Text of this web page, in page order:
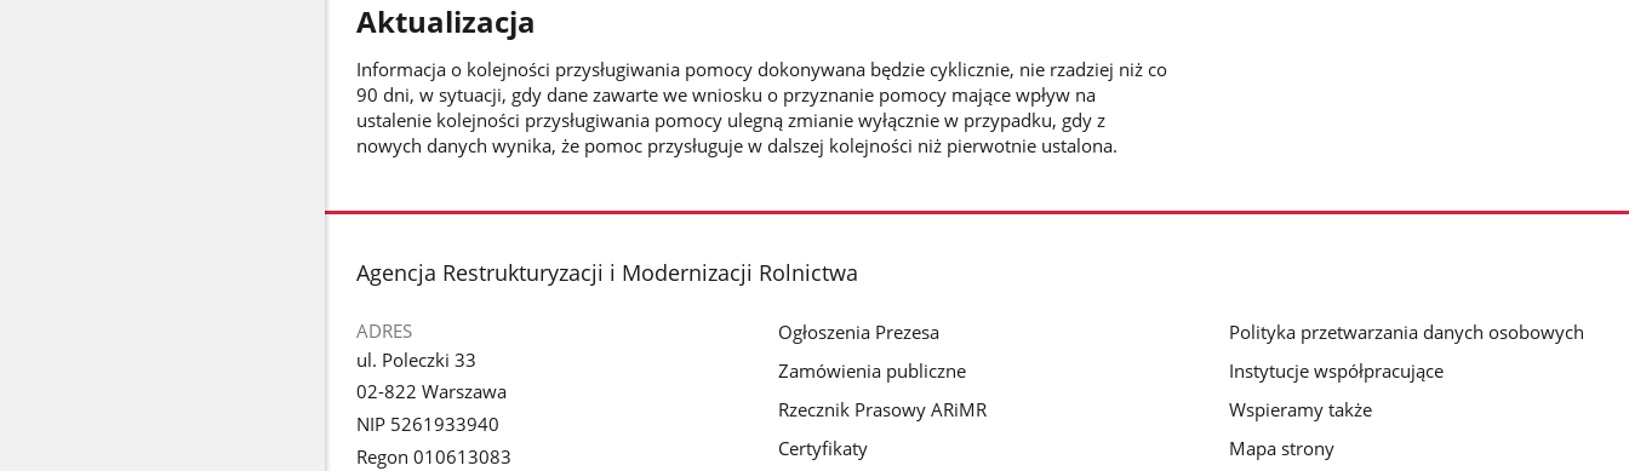
Aktualizacja
Informacja o kolejności przysługiwania pomocy dokonywana będzie cyklicznie, nie rzadziej niż co
90 dni, w sytuacji, gdy dane zawarte we wniosku o przyznanie pomocy mające wpływ na
ustalenie kolejności przysługiwania pomocy ulegną zmianie wyłącznie w przypadku, gdy z
nowych danych wynika, że pomoc przysługuje w dalszej kolejności niż pierwotnie ustalona.
stopka
Agencja Restrukturyzacji i Modernizacji Rolnictwa
ADRES
ul. Poleczki 33
02-822 Warszawa
NIP 5261933940
Regon 010613083
Ogłoszenia Prezesa
Zamówienia publiczne
Rzecznik Prasowy ARiMR
Certyfikaty
Polityka przetwarzania danych osobowych
Instytucje współpracujące
Wspieramy także
Mapa strony